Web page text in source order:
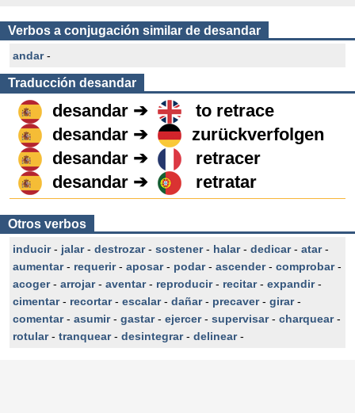
Verbos a conjugación similar de desandar
andar-
Traducción desandar
desandar ➔
to retrace
desandar ➔
zurückverfolgen
desandar ➔
retracer
desandar ➔
retratar
Otros verbos
inducir- jalar- destrozar- sostener- halar- dedicar- atar-
aumentar- requerir- aposar- podar- ascender- comprobar-
acoger- arrojar- aventar- reproducir- recitar- expandir-
cimentar- recortar- escalar- dañar- precaver- girar-
comentar- asumir- gastar- ejercer- supervisar- charquear-
rotular- tranquear- desintegrar- delinear-